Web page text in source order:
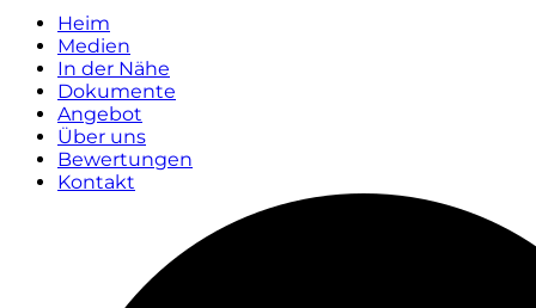
Heim
Medien
In der Nähe
Dokumente
Angebot
Über uns
Bewertungen
Kontakt